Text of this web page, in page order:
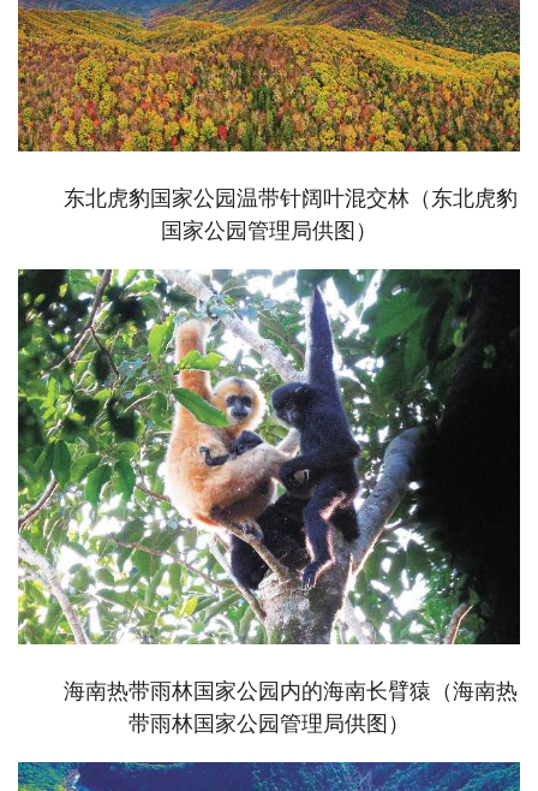
东北虎豹国家公园温带针阔叶混交林（东北虎豹
国家公园管理局供图）
海南热带雨林国家公园内的海南长臂猿（海南热
带雨林国家公园管理局供图）